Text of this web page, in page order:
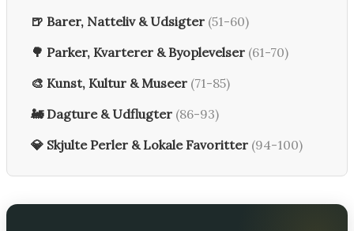
🍺 Barer, Natteliv & Udsigter (51-60)
🌳 Parker, Kvarterer & Byoplevelser (61-70)
🎨 Kunst, Kultur & Museer (71-85)
🚂 Dagture & Udflugter (86-93)
💎 Skjulte Perler & Lokale Favoritter (94-100)